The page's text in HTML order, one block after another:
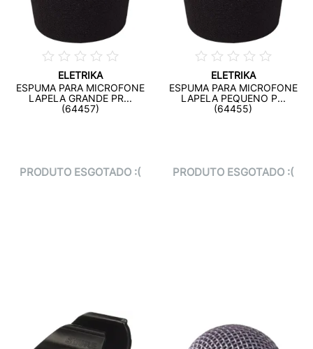
ELETRIKA
ESPUMA PARA MICROFONE
LAPELA GRANDE PR...
(64457)
PRODUTO ESGOTADO :(
ELETRIKA
ESPUMA PARA MICROFONE
LAPELA PEQUENO P...
(64455)
PRODUTO ESGOTADO :(